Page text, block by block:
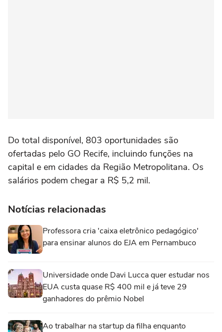
Do total disponível, 803 oportunidades são
ofertadas pelo GO Recife, incluindo funções na
capital e em cidades da Região Metropolitana. Os
salários podem chegar a R$ 5,2 mil.
Notícias relacionadas
Professora cria 'caixa eletrônico pedagógico'
para ensinar alunos do EJA em Pernambuco
Universidade onde Davi Lucca quer estudar nos
EUA custa quase R$ 400 mil e já teve 29
ganhadores do prêmio Nobel
Ao trabalhar na startup da filha enquanto